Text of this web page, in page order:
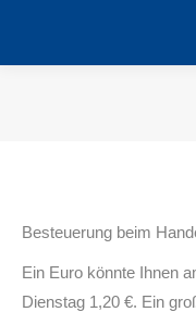
Besteuerung beim
Ein Euro könnte Ihnen
Dienstag 1,20 €. Ein